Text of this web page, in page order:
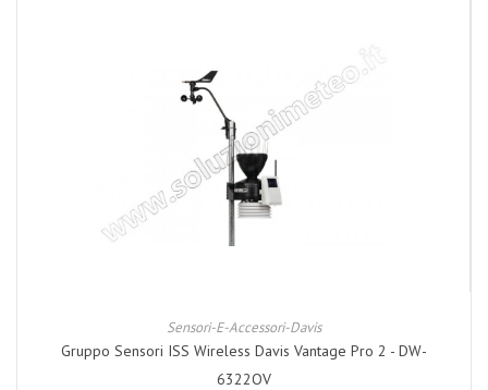
Sensori-E-Accessori-Davis
Gruppo Sensori ISS Wireless Davis Vantage Pro 2 - DW-
6322OV